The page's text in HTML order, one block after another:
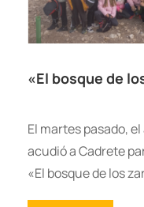
«El bosque de
El martes pasado,
acudió a Cadrete
«El bosque de los